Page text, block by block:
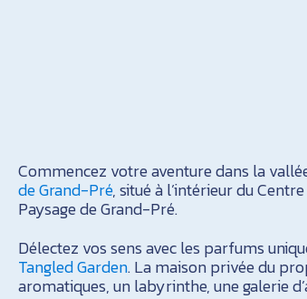
Commencez votre aventure dans la
de Grand-Pré, situé à l’intérieur du
Paysage de Grand-Pré.
Délectez vos sens avec les parfums
Tangled Garden. La maison privée du
aromatiques, un labyrinthe, une galerie